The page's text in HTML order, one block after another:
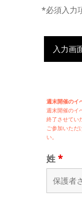
*必須入力
入力画
週末開催のイ
週末開催のイ
終了させてい
ご参加いただ
い。
姓 *